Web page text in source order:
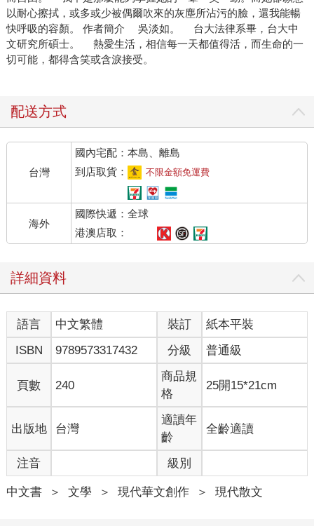
以耐心擦拭，或多或少被偶爾吹來的灰塵所沾污的臉，還我能暢
快呼吸的容顏。 作者簡介 吳淡如。 台大法律系畢，台大中
文研究所碩士。 熱愛生活，相信每一天都值得活，而生命的一
切可能，都得含笑或含淚接受。
配送方式
台灣
國內宅配：本島、離島
到店取貨：
不限金額免運費
海外
國際快遞：全球
港澳店取：
詳細資料
語言 中文繁體 裝訂
紙本平裝
ISBN
9789573317432 分級 普通級
頁數 240
商品規
格
25開15*21cm
出版地 台灣
適讀年
齡
全齡適讀
注音 級別
中文書 ＞ 文學 ＞ 現代華文創作 ＞ 現代散文